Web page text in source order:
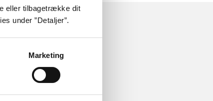
eller tilbagetrække dit
under ”Detaljer”.
Marketing